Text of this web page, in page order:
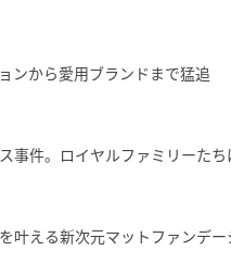
ンから愛用ブランドまで猛追
事件。ロイヤルファミリーたち
叶える新次元マットファンデー